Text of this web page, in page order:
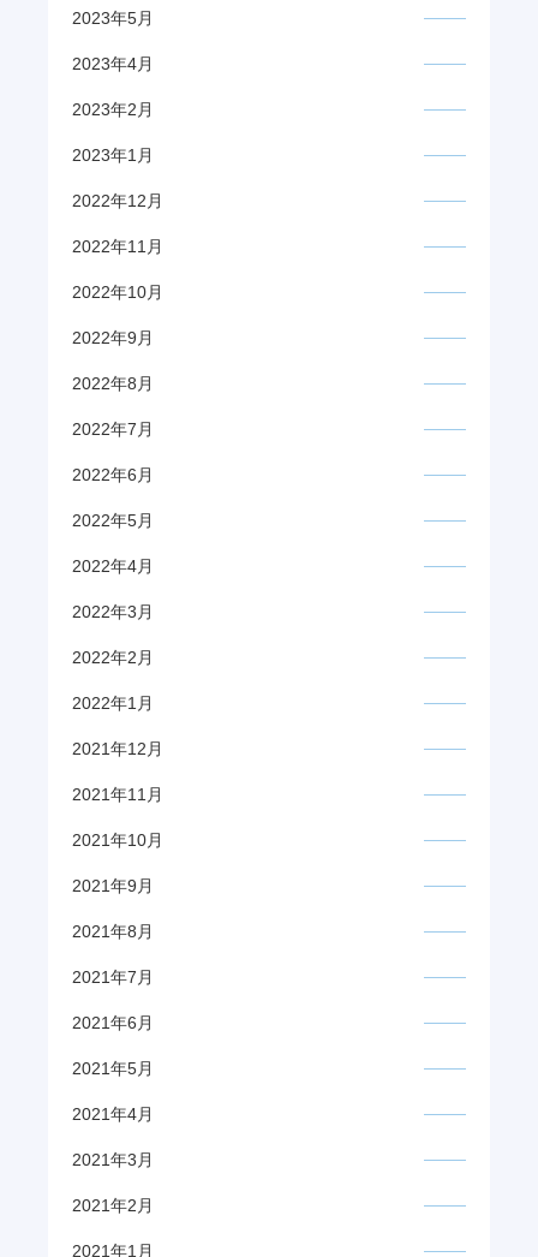
2023年5月
2023年4月
2023年2月
2023年1月
2022年12月
2022年11月
2022年10月
2022年9月
2022年8月
2022年7月
2022年6月
2022年5月
2022年4月
2022年3月
2022年2月
2022年1月
2021年12月
2021年11月
2021年10月
2021年9月
2021年8月
2021年7月
2021年6月
2021年5月
2021年4月
2021年3月
2021年2月
2021年1月